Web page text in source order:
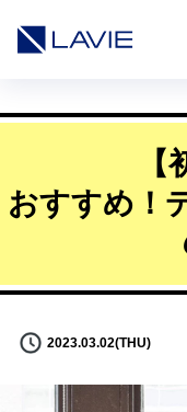
【
おすすめ！
2023.03.02(THU)